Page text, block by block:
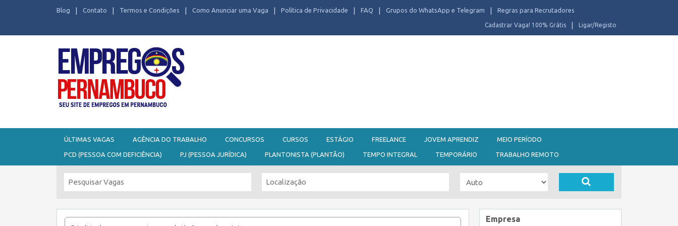
Blog Contato Termos e Condições Como Anunciar uma Vaga Política de Privacidade FAQ Grupos do WhatsApp e Telegram Regras para Recrutadores
Ligar/Registo
Cadastrar Vaga! 100% Grátis
ÚLTIMAS VAGAS AGÊNCIA DO TRABALHO CONCURSOS CURSOS ESTÁGIO FREELANCE JOVEM APRENDIZ MEIO PERÍODO
PCD (PESSOA COM DEFICIÊNCIA) PJ (PESSOA JURÍDICA) PLANTONISTA (PLANTÃO) TEMPO INTEGRAL TEMPORÁRIO TRABALHO REMOTO
Empresa